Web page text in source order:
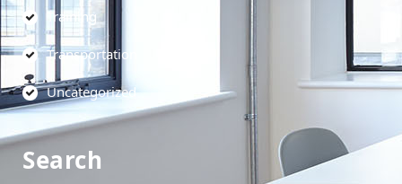
Training
Transportation
Uncategorized
Search